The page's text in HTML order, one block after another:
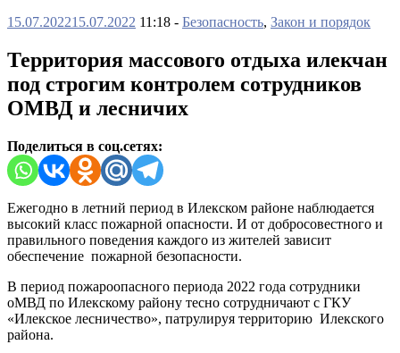
15.07.202215.07.2022 11:18 - Безопасность, Закон и порядок
Территория массового отдыха илекчан
под строгим контролем сотрудников
ОМВД и лесничих
Поделиться в соц.сетях:
Ежегодно в летний период в Илекском районе наблюдается
высокий класс пожарной опасности. И от добросовестного и
правильного поведения каждого из жителей зависит
обеспечение пожарной безопасности.
В период пожароопасного периода 2022 года сотрудники
оМВД по Илекскому району тесно сотрудничают с ГКУ
«Илекское лесничество», патрулируя территорию Илекского
района.